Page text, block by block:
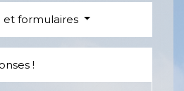
et formulaires
!